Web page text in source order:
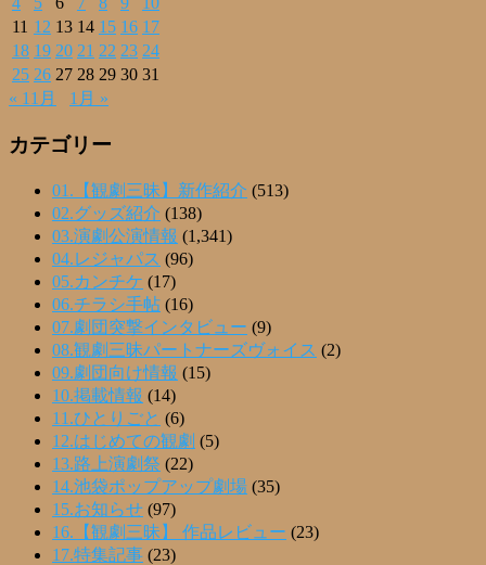
11 12 13 14 15 16 17
18 19 20 21 22 23 24
25 26 27 28 29 30 31
« 11月
1月 »
カテゴリー
01.【観劇三昧】新作紹介 (513)
02.グッズ紹介 (138)
03.演劇公演情報 (1,341)
04.レジャパス (96)
05.カンチケ (17)
06.チラシ手帖 (16)
07.劇団突撃インタビュー (9)
08.観劇三昧パートナーズヴォイス (2)
09.劇団向け情報 (15)
10.掲載情報 (14)
11.ひとりごと (6)
12.はじめての観劇 (5)
13.路上演劇祭 (22)
14.池袋ポップアップ劇場 (35)
15.お知らせ (97)
16.【観劇三昧】 作品レビュー (23)
17.特集記事 (23)